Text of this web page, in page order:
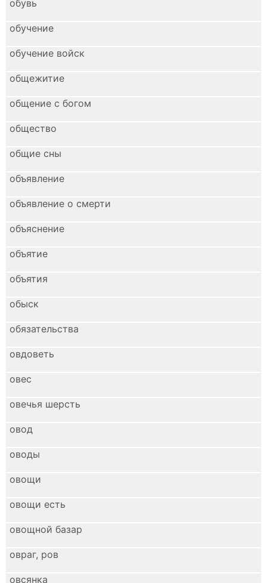
обувь
обучение
обучение войск
общежитие
общение с богом
общество
общие сны
объявление
объявление о смерти
объяснение
объятие
объятия
обыск
обязательства
овдоветь
овес
овечья шерсть
овод
оводы
овощи
овощи есть
овощной базар
овраг, ров
овсянка